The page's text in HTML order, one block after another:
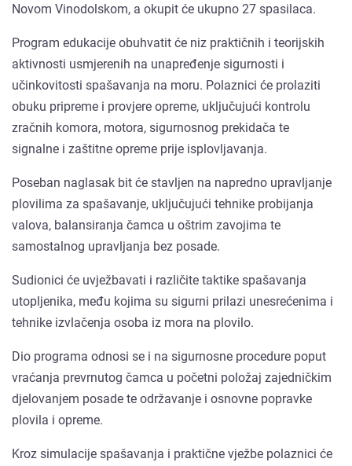
Novom Vinodolskom, a okupit će ukupno 27 spasilaca.
Program edukacije obuhvatit će niz praktičnih i teorijskih
aktivnosti usmjerenih na unapređenje sigurnosti i
učinkovitosti spašavanja na moru. Polaznici će prolaziti
obuku pripreme i provjere opreme, uključujući kontrolu
zračnih komora, motora, sigurnosnog prekidača te
signalne i zaštitne opreme prije isplovljavanja.
Poseban naglasak bit će stavljen na napredno upravljanje
plovilima za spašavanje, uključujući tehnike probijanja
valova, balansiranja čamca u oštrim zavojima te
samostalnog upravljanja bez posade.
Sudionici će uvježbavati i različite taktike spašavanja
utopljenika, među kojima su sigurni prilazi unesrećenima i
tehnike izvlačenja osoba iz mora na plovilo.
Dio programa odnosi se i na sigurnosne procedure poput
vraćanja prevrnutog čamca u početni položaj zajedničkim
djelovanjem posade te održavanje i osnovne popravke
plovila i opreme.
Kroz simulacije spašavanja i praktične vježbe polaznici će